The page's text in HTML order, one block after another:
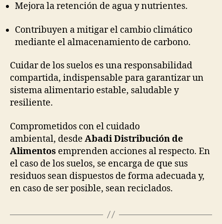
Mejora la retención de agua y nutrientes.
Contribuyen a mitigar el cambio climático
mediante el almacenamiento de carbono.
Cuidar de los suelos es una responsabilidad
compartida, indispensable para garantizar un
sistema alimentario estable, saludable y
resiliente.
Comprometidos con el cuidado
ambiental, desde Abadi Distribución de
Alimentos emprenden acciones al respecto. En
el caso de los suelos, se encarga de que sus
residuos sean dispuestos de forma adecuada y,
en caso de ser posible, sean reciclados.